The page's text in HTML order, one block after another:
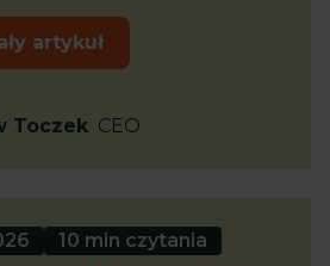
artykuł
Toczek CEO
10 min czytania